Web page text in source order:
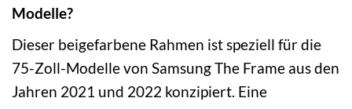
Modelle?
Dieser beigefarbene Rahmen ist speziell für die
75-Zoll-Modelle von Samsung The Frame aus den
Jahren 2021 und 2022 konzipiert. Eine